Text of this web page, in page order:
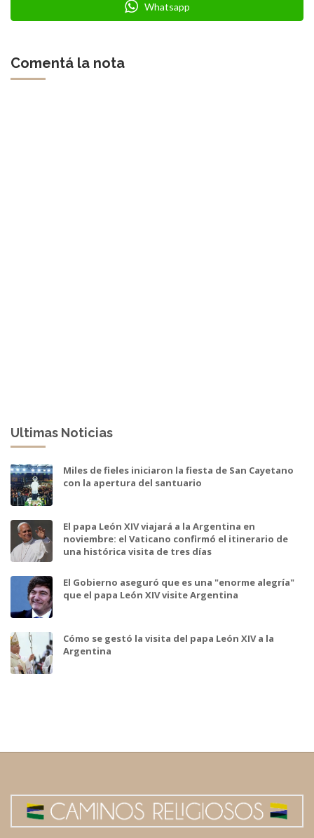
Whatsapp
Comentá la nota
Ultimas Noticias
Miles de fieles iniciaron la fiesta de San Cayetano
con la apertura del santuario
El papa León XIV viajará a la Argentina en
noviembre: el Vaticano confirmó el itinerario de
una histórica visita de tres días
El Gobierno aseguró que es una "enorme alegría"
que el papa León XIV visite Argentina
Cómo se gestó la visita del papa León XIV a la
Argentina